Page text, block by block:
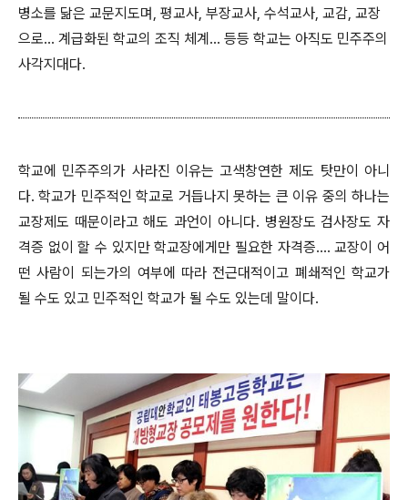
병소를 닮은 교문지도며, 평교사, 부장교사, 수석교사, 교감, 교장
으로... 계급화된 학교의 조직 체계... 등등 학교는 아직도 민주주의
사각지대다.
학교에 민주주의가 사라진 이유는 고색창연한 제도 탓만이 아니
다. 학교가 민주적인 학교로 거듭나지 못하는 큰 이유 중의 하나는
교장제도 때문이라고 해도 과언이 아니다. 병원장도 검사장도 자
격증 없이 할 수 있지만 학교장에게만 필요한 자격증.... 교장이 어
떤 사람이 되는가의 여부에 따라 전근대적이고 폐쇄적인 학교가
될 수도 있고 민주적인 학교가 될 수도 있는데 말이다.